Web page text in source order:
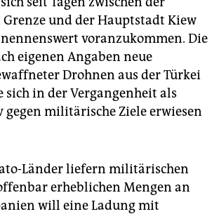
Grenze und der Hauptstadt Kiew
voranzukommen. Die
eigenen Angaben neue
Drohnen aus der Türkei
sich in der Vergangenheit als
militärische Ziele erwiesen
Länder liefern militärischen
erheblichen Mengen an
will eine Ladung mit